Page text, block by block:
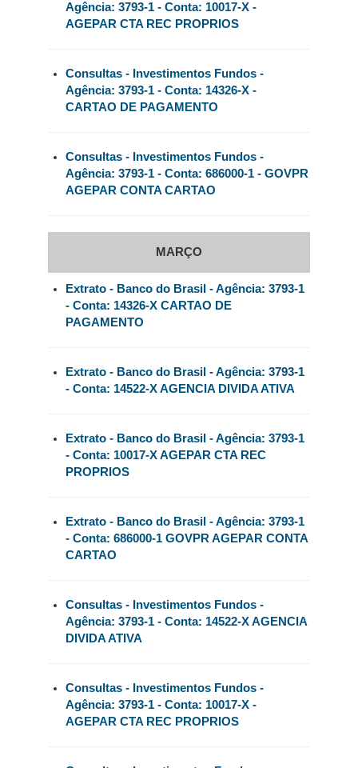
Agência: 3793-1 - Conta: 10017-X -
AGEPAR CTA REC PROPRIOS
Consultas - Investimentos Fundos -
Agência: 3793-1 - Conta: 14326-X -
CARTAO DE PAGAMENTO
Consultas - Investimentos Fundos -
Agência: 3793-1 - Conta: 686000-1 - GOVPR
AGEPAR CONTA CARTAO
MARÇO
Extrato - Banco do Brasil - Agência: 3793-1
- Conta: 14326-X CARTAO DE
PAGAMENTO
Extrato - Banco do Brasil - Agência: 3793-1
- Conta: 14522-X AGENCIA DIVIDA ATIVA
Extrato - Banco do Brasil - Agência: 3793-1
- Conta: 10017-X AGEPAR CTA REC
PROPRIOS
Extrato - Banco do Brasil - Agência: 3793-1
- Conta: 686000-1 GOVPR AGEPAR CONTA
CARTAO
Consultas - Investimentos Fundos -
Agência: 3793-1 - Conta: 14522-X AGENCIA
DIVIDA ATIVA
Consultas - Investimentos Fundos -
Agência: 3793-1 - Conta: 10017-X -
AGEPAR CTA REC PROPRIOS